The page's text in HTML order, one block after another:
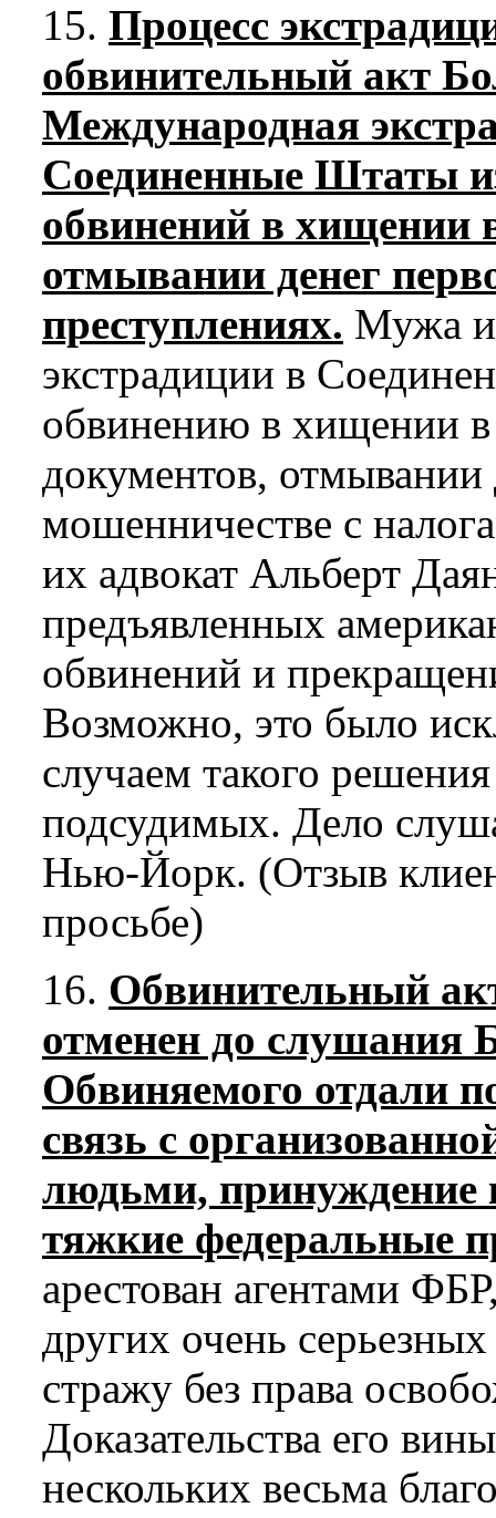
15. Процесс
обвинительный акт
Международная
Соединенные Штаты
обвинений в хищении
отмывании денег
преступлениях. Мужа и
экстрадиции в
обвинению в хищении в
документов, отмывании
мошенничестве с
их адвокат Альберт
предъявленных
обвинений и
Возможно, это было
случаем такого
подсудимых. Дело
Нью-Йорк. (Отзыв
просьбе)
16. Обвинительный
отменен до слушания
Обвиняемого отдали
связь с
людьми, принуждение
тяжкие федеральные
арестован агентами
других очень
стражу без права
Доказательства его
нескольких весьма